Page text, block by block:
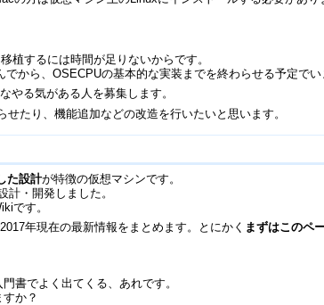
植するには時間が足りないからです。
から、OSECPUの基本的な実装までを終わらせる予定でい
やる気がある人を募集します。
たり、機能追加などの改造を行いたいと思います。
た設計が特徴の仮想マシンです。
計・開発しました。
です。
年現在の最新情報をまとめます。とにかく まずはこのペ
書でよく出てくる、あれです。
か？